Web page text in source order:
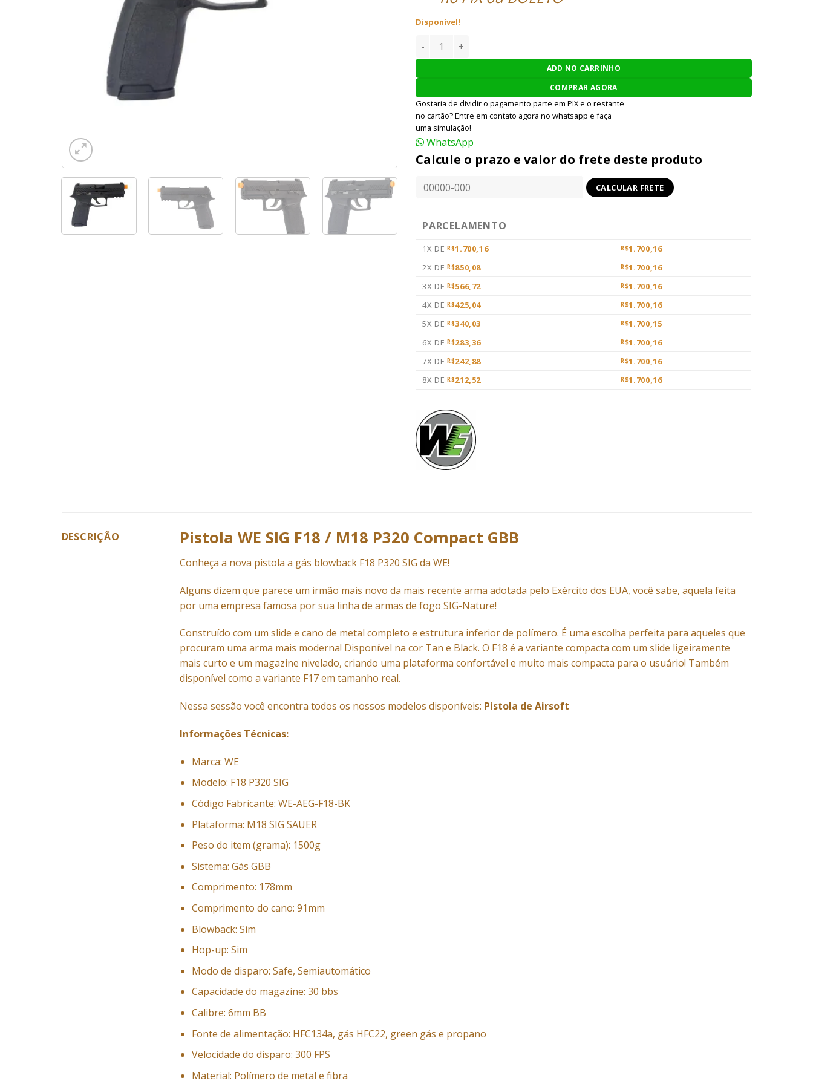
Disponível!
PISTOLA AIRSOFT WE SIG F18 / M18 P320 GBB 6MM - PRETA quantidade
ADD NO CARRINHO
COMPRAR AGORA
Gostaria de dividir o pagamento parte em PIX e o restante
no cartão? Entre em contato agora no whatsapp e faça
uma simulação!
WhatsApp
Calcule o prazo e valor do frete deste produto
PARCELAMENTO
1X DE R$1.700,16 R$1.700,16
2X DE R$850,08 R$1.700,16
3X DE R$566,72 R$1.700,16
4X DE R$425,04 R$1.700,16
5X DE R$340,03 R$1.700,15
6X DE R$283,36 R$1.700,16
7X DE R$242,88 R$1.700,16
8X DE R$212,52 R$1.700,16
DESCRIÇÃO Pistola WE SIG F18 / M18 P320 Compact GBB
Conheça a nova pistola a gás blowback F18 P320 SIG da WE!
Alguns dizem que parece um irmão mais novo da mais recente arma adotada pelo Exército dos EUA, você sabe, aquela feita
por uma empresa famosa por sua linha de armas de fogo SIG-Nature!
Construído com um slide e cano de metal completo e estrutura inferior de polímero. É uma escolha perfeita para aqueles que
procuram uma arma mais moderna! Disponível na cor Tan e Black. O F18 é a variante compacta com um slide ligeiramente
mais curto e um magazine nivelado, criando uma plataforma confortável e muito mais compacta para o usuário! Também
disponível como a variante F17 em tamanho real.
Nessa sessão você encontra todos os nossos modelos disponíveis: Pistola de Airsoft
Informações Técnicas:
Marca: WE
Modelo: F18 P320 SIG
Código Fabricante: WE-AEG-F18-BK
Plataforma: M18 SIG SAUER
Peso do item (grama): 1500g
Sistema: Gás GBB
Comprimento: 178mm
Comprimento do cano: 91mm
Blowback: Sim
Hop-up: Sim
Modo de disparo: Safe, Semiautomático
Capacidade do magazine: 30 bbs
Calibre: 6mm BB
Fonte de alimentação: HFC134a, gás HFC22, green gás e propano
Velocidade do disparo: 300 FPS
Material: Polímero de metal e fibra